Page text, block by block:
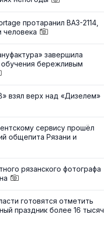
протаранил ВАЗ-2114,
человека
завершила
бережливым
взял верх над «Дизелем»
сервису прошёл
общепита Рязани и
рязанского фотографа
готовятся отметить
праздник более 16 тысяч